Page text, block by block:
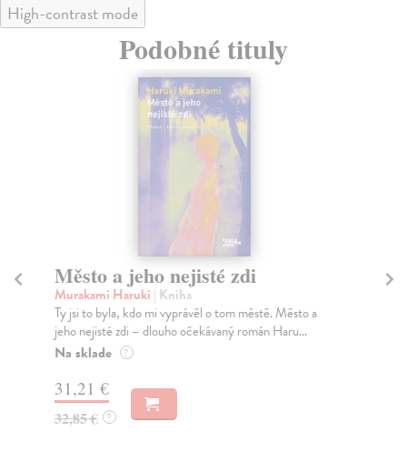
High-contrast mode
Podobné tituly
Město a jeho nejisté zdi
Murakami Haruki | Kniha
Ty jsi to byla, kdo mi vyprávěl o tom městě. Město a
jeho nejisté zdi – dlouho očekávaný román Haru...
Na sklade ?
31,21 €
32,85 € ?